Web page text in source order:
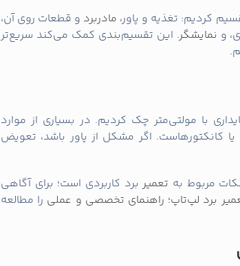
کردیم: تغذیه و پاور، مادربرد و قطعات روی آن،
و نمایشگر. این تقسیم‌بندی کمک می‌کند سریع‌تر
با مولتی‌متر چک کردیم. در بسیاری از موارد
کانکتورهاست. اگر مشکل از پاور باشد، تعویض
مربوط به تعمیربرد کاربردی است؛ برای آگاهی
را مطالعه